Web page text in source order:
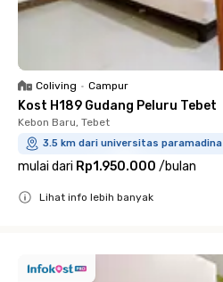
Coliving • Campur
Kost H189 Gudang Peluru Tebet
Kebon Baru, Tebet
3.5 km dari universitas paramadina
mulai dari Rp1.950.000 /bulan
Lihat info lebih banyak